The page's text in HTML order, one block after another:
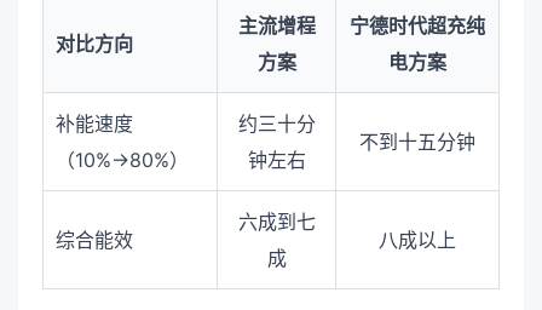
对比方向
主流增程
方案
宁德时代超充纯
电方案
补能速度
（10%→80%）
约三十分
钟左右
不到十五分钟
综合能效
六成到七
成
八成以上